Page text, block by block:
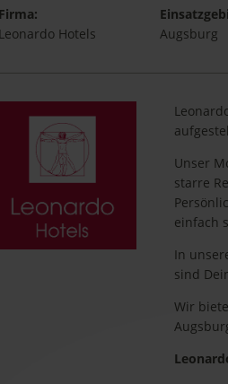
Firma:
Leonardo Hotels
Augsburg
Unser
starre
einfach
In
sind
Wir